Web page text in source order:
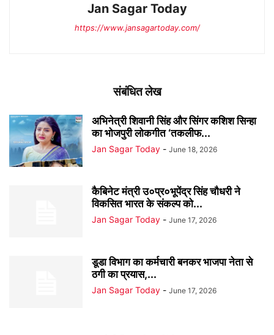
Jan Sagar Today
https://www.jansagartoday.com/
संबंधित लेख
अभिनेत्री शिवानी सिंह और सिंगर कशिश सिन्हा
का भोजपुरी लोकगीत ‘तकलीफ...
Jan Sagar Today - June 18, 2026
कैबिनेट मंत्री उ०प्र०भूपेंद्र सिंह चौधरी ने
विकसित भारत के संकल्प को...
Jan Sagar Today - June 17, 2026
डूडा विभाग का कर्मचारी बनकर भाजपा नेता से
ठगी का प्रयास,...
Jan Sagar Today - June 17, 2026